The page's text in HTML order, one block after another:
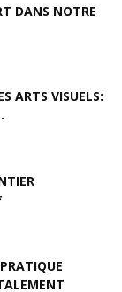
DANS NOTRE
ARTS VISUELS: